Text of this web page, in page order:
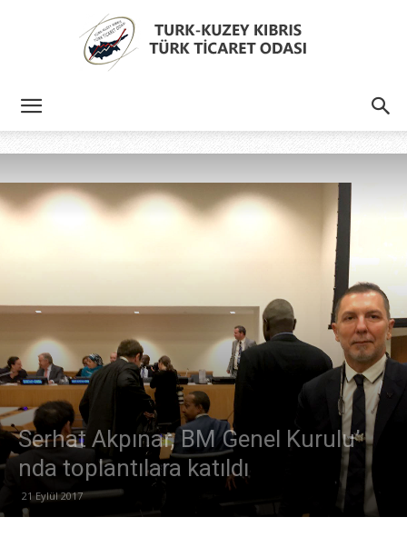
Kıbrıs
Ticaret
Odası
Serhat Akpınar, BM Genel Kurulu’
nda toplantılara katıldı
21 Eylül 2017